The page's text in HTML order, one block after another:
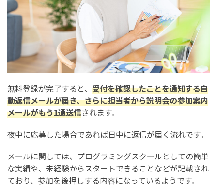
無料登録が完了すると、 受付を確認したことを通知する自
動返信メールが届き、さらに担当者から説明会の参加案内
メールがもう1通送信されます。
夜中に応募した場合であれば日中に返信が届く流れです。
メールに関しては、プログラミングスクールとしての簡単
な実績や、未経験からスタートできることなどが記載され
ており、参加を後押しする内容になっているようです。